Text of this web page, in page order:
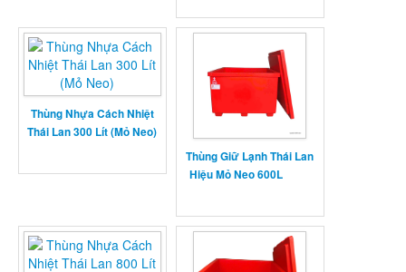
Thùng Nhựa Cách Nhiệt
Thái Lan 300 Lít (Mỏ Neo)
Thùng Giữ Lạnh Thái Lan
Hiệu Mỏ Neo 600L